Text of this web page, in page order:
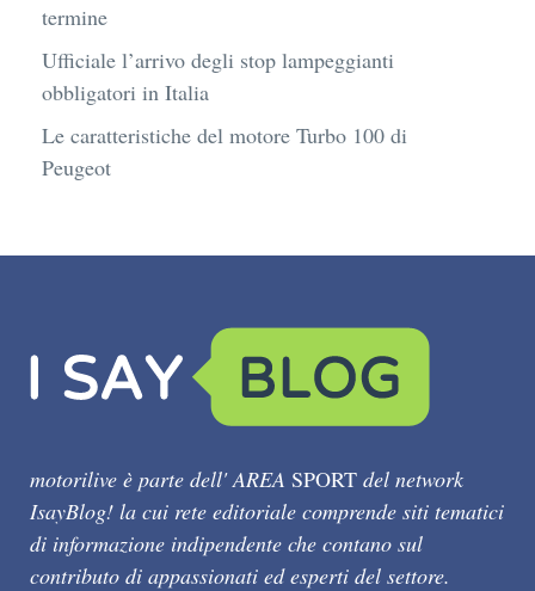
termine
Ufficiale l’arrivo degli stop lampeggianti
obbligatori in Italia
Le caratteristiche del motore Turbo 100 di
Peugeot
motorilive è parte dell' AREA SPORT del network
IsayBlog! la cui rete editoriale comprende siti tematici
di informazione indipendente che contano sul
contributo di appassionati ed esperti del settore.